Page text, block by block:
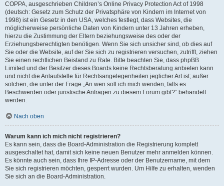
COPPA, ausgeschrieben Children’s Online Privacy Protection Act of 1998
(deutsch: Gesetz zum Schutz der Privatsphäre von Kindern im Internet von
1998) ist ein Gesetz in den USA, welches festlegt, dass Websites, die
möglicherweise persönliche Daten von Kindern unter 13 Jahren erheben,
hierzu die Zustimmung der Eltern beziehungsweise des oder der
Erziehungsberechtigten benötigen. Wenn Sie sich unsicher sind, ob dies auf
Sie oder die Website, auf der Sie sich zu registrieren versuchen, zutrifft, ziehen
Sie einen rechtlichen Beistand zu Rate. Bitte beachten Sie, dass phpBB
Limited und der Besitzer dieses Boards keine Rechtsberatung anbieten kann
und nicht die Anlaufstelle für Rechtsangelegenheiten jeglicher Art ist; außer
solchen, die unter der Frage „An wen soll ich mich wenden, falls es
Beschwerden oder juristische Anfragen zu diesem Forum gibt?“ behandelt
werden.
Nach oben
Warum kann ich mich nicht registrieren?
Es kann sein, dass die Board-Administration die Registrierung komplett
ausgeschaltet hat, damit sich keine neuen Benutzer mehr anmelden können.
Es könnte auch sein, dass Ihre IP-Adresse oder der Benutzername, mit dem
Sie sich registrieren möchten, gesperrt wurden. Um Hilfe zu erhalten, wenden
Sie sich an die Board-Administration.